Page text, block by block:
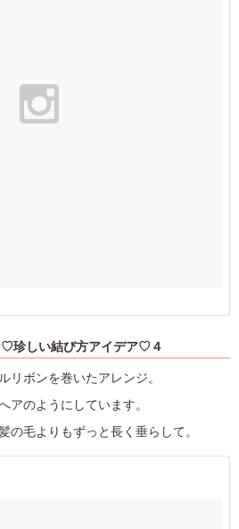
♡珍しい結び方アイデア♡４
リボンを巻いたアレンジ。
アのようにしています。
の毛よりもずっと長く垂らして。